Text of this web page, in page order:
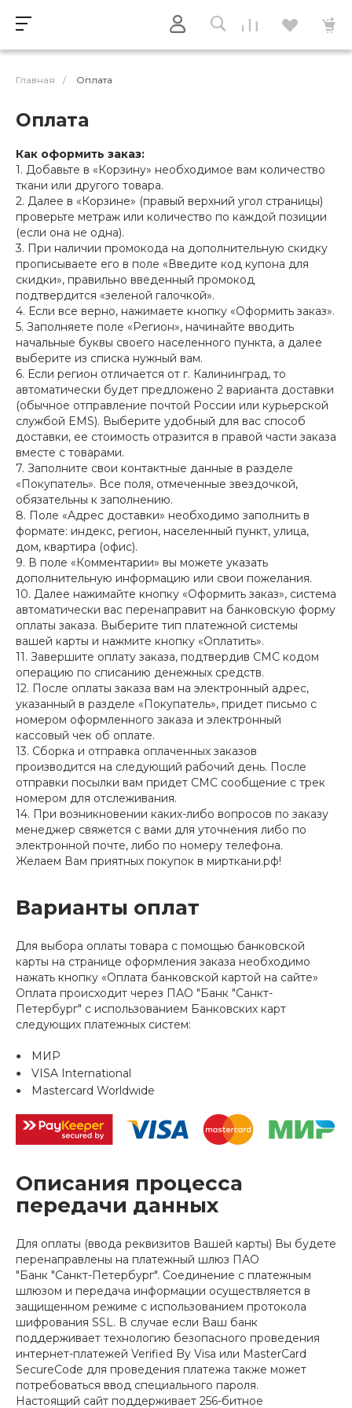
Главная / Оплата
Оплата
Как оформить заказ:
1. Добавьте в «Корзину» необходимое вам количество
ткани или другого товара.
2. Далее в «Корзине» (правый верхний угол страницы)
проверьте метраж или количество по каждой позиции
(если она не одна).
3. При наличии промокода на дополнительную скидку
прописываете его в поле «Введите код купона для
скидки», правильно введенный промокод
подтвердится «зеленой галочкой».
4. Если все верно, нажимаете кнопку «Оформить заказ».
5. Заполняете поле «Регион», начинайте вводить
начальные буквы своего населенного пункта, а далее
выберите из списка нужный вам.
6. Если регион отличается от г. Калининград, то
автоматически будет предложено 2 варианта доставки
(обычное отправление почтой России или курьерской
службой EMS). Выберите удобный для вас способ
доставки, ее стоимость отразится в правой части заказа
вместе с товарами.
7. Заполните свои контактные данные в разделе
«Покупатель». Все поля, отмеченные звездочкой,
обязательны к заполнению.
8. Поле «Адрес доставки» необходимо заполнить в
формате: индекс, регион, населенный пункт, улица,
дом, квартира (офис).
9. В поле «Комментарии» вы можете указать
дополнительную информацию или свои пожелания.
10. Далее нажимайте кнопку «Оформить заказ», система
автоматически вас перенаправит на банковскую форму
оплаты заказа. Выберите тип платежной системы
вашей карты и нажмите кнопку «Оплатить».
11. Завершите оплату заказа, подтвердив СМС кодом
операцию по списанию денежных средств.
12. После оплаты заказа вам на электронный адрес,
указанный в разделе «Покупатель», придет письмо с
номером оформленного заказа и электронный
кассовый чек об оплате.
13. Сборка и отправка оплаченных заказов
производится на следующий рабочий день. После
отправки посылки вам придет СМС сообщение с трек
номером для отслеживания.
14. При возникновении каких-либо вопросов по заказу
менеджер свяжется с вами для уточнения либо по
электронной почте, либо по номеру телефона.
Желаем Вам приятных покупок в мирткани.рф!
Варианты оплат
Для выбора оплаты товара с помощью банковской
карты на странице оформления заказа необходимо
нажать кнопку «Оплата банковской картой на сайте»
Оплата происходит через ПАО "Банк "Санкт-
Петербург" с использованием Банковских карт
следующих платежных систем:
МИР
VISA International
Mastercard Worldwide
Описания процесса
передачи данных
Для оплаты (ввода реквизитов Вашей карты) Вы будете
перенаправлены на платежный шлюз ПАО
"Банк "Санкт-Петербург". Соединение с платежным
шлюзом и передача информации осуществляется в
защищенном режиме с использованием протокола
шифрования SSL. В случае если Ваш банк
поддерживает технологию безопасного проведения
интернет-платежей Verified By Visa или MasterCard
SecureCode для проведения платежа также может
потребоваться ввод специального пароля.
Настоящий сайт поддерживает 256-битное